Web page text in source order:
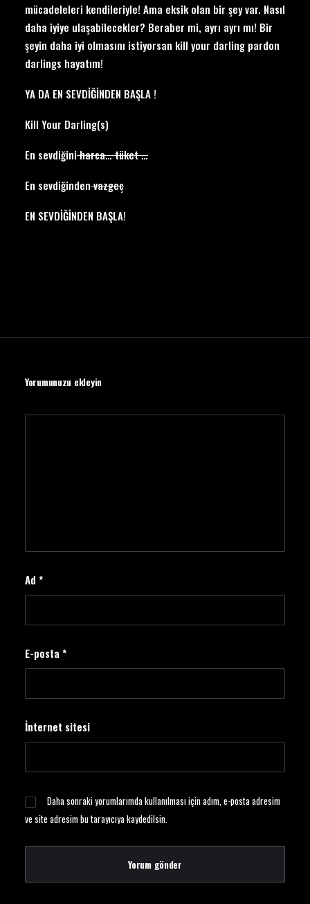
mücadeleleri kendileriyle! Ama eksik olan bir şey var. Nasıl
daha iyiye ulaşabilecekler? Beraber mi, ayrı ayrı mı! Bir
şeyin daha iyi olmasını istiyorsan kill your darling pardon
darlings hayatım!
YA DA EN SEVDİĞİNDEN BAŞLA !
Kill Your Darling(s)
En sevdiğiniharca… tüket …
En sevdiğindenvazgeç
EN SEVDİĞİNDEN BAŞLA!
Yorumunuzu ekleyin
Ad *
E-posta *
İnternet sitesi
Daha sonraki yorumlarımda kullanılması için adım, e-posta adresim
ve site adresim bu tarayıcıya kaydedilsin.